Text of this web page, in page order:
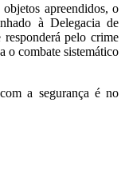
apreendidos, o
à Delegacia de
pelo crime
o combate sistemático
a segurança é no